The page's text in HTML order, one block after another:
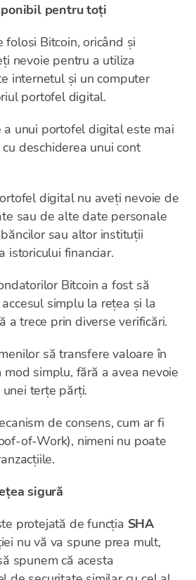
pentru toți
Bitcoin, oricând și
nevoie pentru a utiliza
internetul și un computer
portofel digital.
a unui portofel digital este mai
deschiderea unui cont
digital nu aveți nevoie de
sau de alte date personale
sau altor instituții
istoricului financiar.
Bitcoin a fost să
simplu la rețea și la
a trece prin diverse verificări.
să transfere valoare în
simplu, fără a avea nevoie
terțe părți.
de consens, cum ar fi
of-Work), nimeni nu poate
sigură
protejată de funcția SHA
nu vă va spune prea mult,
spunem că acesta